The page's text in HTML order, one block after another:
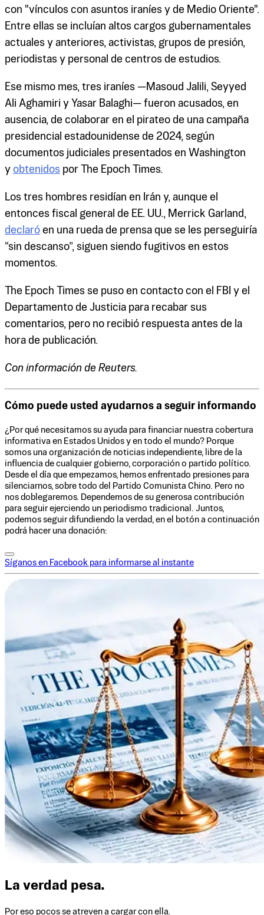
con "vínculos con asuntos iraníes y de Medio Oriente".
Entre ellas se incluían altos cargos gubernamentales
actuales y anteriores, activistas, grupos de presión,
periodistas y personal de centros de estudios.
Ese mismo mes, tres iraníes —Masoud Jalili, Seyyed
Ali Aghamiri y Yasar Balaghi— fueron acusados, en
ausencia, de colaborar en el pirateo de una campaña
presidencial estadounidense de 2024, según
documentos judiciales presentados en Washington
y obtenidos por The Epoch Times.
Los tres hombres residían en Irán y, aunque el
entonces fiscal general de EE. UU., Merrick Garland,
declaró en una rueda de prensa que se les perseguiría
“sin descanso”, siguen siendo fugitivos en estos
momentos.
The Epoch Times se puso en contacto con el FBI y el
Departamento de Justicia para recabar sus
comentarios, pero no recibió respuesta antes de la
hora de publicación.
Con información de Reuters.
Cómo puede usted ayudarnos a seguir informando
¿Por qué necesitamos su ayuda para financiar nuestra cobertura
informativa en Estados Unidos y en todo el mundo? Porque
somos una organización de noticias independiente, libre de la
influencia de cualquier gobierno, corporación o partido político.
Desde el día que empezamos, hemos enfrentado presiones para
silenciarnos, sobre todo del Partido Comunista Chino. Pero no
nos doblegaremos. Dependemos de su generosa contribución
para seguir ejerciendo un periodismo tradicional. Juntos,
podemos seguir difundiendo la verdad, en el botón a continuación
podrá hacer una donación:
Síganos en Facebook para informarse al instante
La verdad pesa.
Por eso pocos se atreven a cargar con ella.